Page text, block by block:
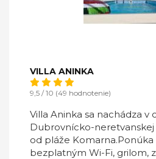
VILLA ANINKA
9,5 / 10 (49 hodnotenie)
Villa Aninka sa nachádza v
Dubrovnícko-
od pláže
bezplatným Wi-Fi, grilom,